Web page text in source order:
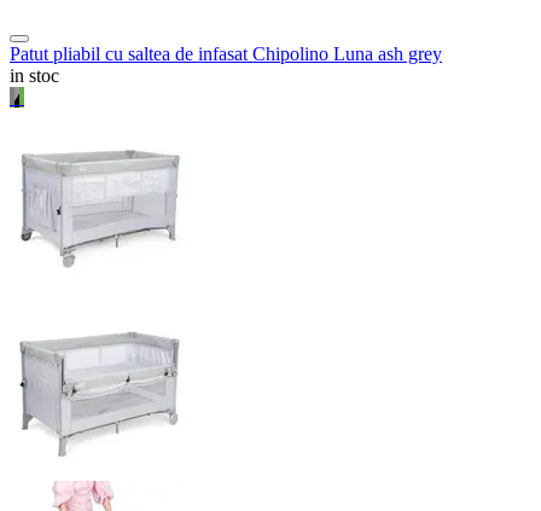
Patut pliabil cu saltea de infasat Chipolino Luna ash grey
in stoc